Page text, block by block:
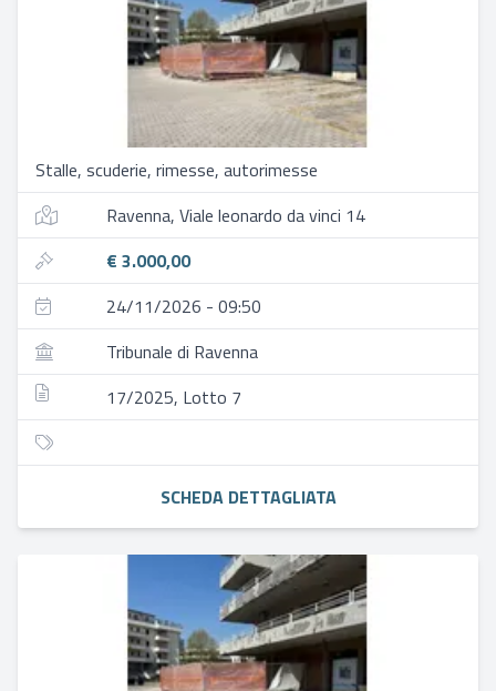
Stalle, scuderie, rimesse, autorimesse
Ravenna, Viale leonardo da vinci 14
€ 3.000,00
24/11/2026 - 09:50
Tribunale di Ravenna
17/2025, Lotto 7
SCHEDA DETTAGLIATA